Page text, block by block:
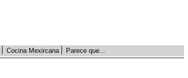
Cocina Mexircana Parece que...